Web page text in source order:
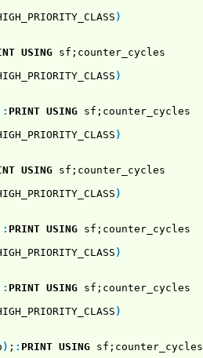
)
USING sf;counter_cycles
)
: PRINT USING sf;counter_cycles
)
USING sf;counter_cycles
)
: PRINT USING sf;counter_cycles
)
: PRINT USING sf;counter_cycles
)
) ; : PRINT USING sf;counter_cycles